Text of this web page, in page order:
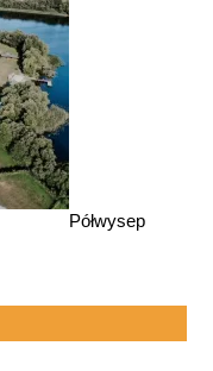
Półwysep